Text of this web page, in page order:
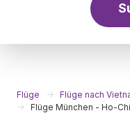
Flüge Flüge nach
Flüge München - Ho-